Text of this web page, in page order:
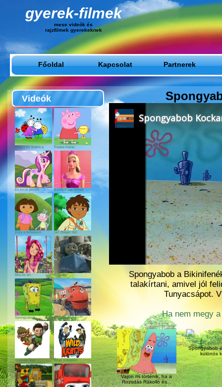
gyerek-filmek
mese videók és
rajzfilmek gyerekeknek
Főoldal Kapcsolat Partnerek
Videók
Bogyó és Babóca Peppa malac
Én kicsi pónim BARBIE rajzfilmek
Dóra a felfedező Go! Diego! Go!
Mia és én Thomas
Spongyabob Chuggington
Trükkös Tom Állati küldetés
Spongyabob a
talakírtani, amivel jól
Tunyacsápot.
Ha nem megy
Vajon mi történik, ha a
Rozsdás Rákolló és...
Spongyabob
különös